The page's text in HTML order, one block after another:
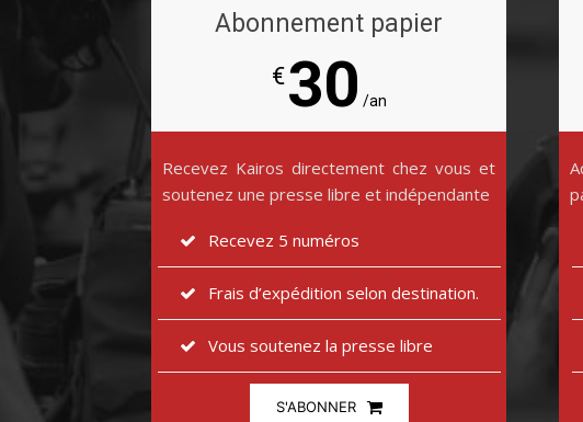
Abonnement papier
€30 /an
Recevez Kairos directement chez vous et
soutenez une presse libre et indépendante
Recevez 5 numéros
Frais d’expédition selon destination.
Vous soutenez la presse libre
S'ABONNER